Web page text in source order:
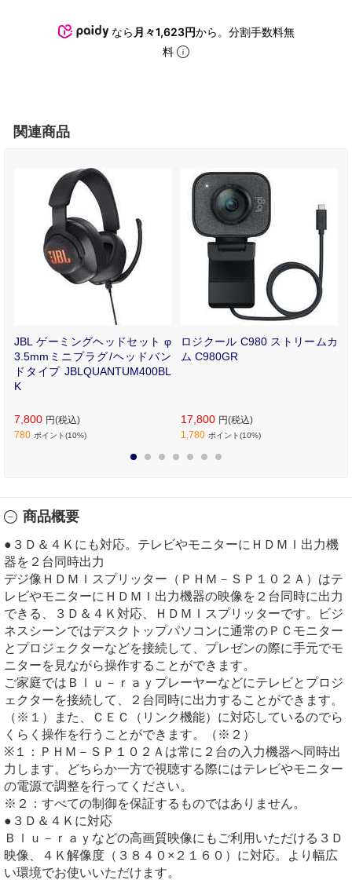
なら 月々1,623円から。分割手数料無
料
関連商品
JBL ゲーミングヘッドセット φ
3.5mmミニプラグ/ヘッドバン
ドタイプ JBLQUANTUM400BL
K
7,800 円(税込)
780 ポイント(10%)
ロジクール C980 ストリームカ
ム C980GR
17,800 円(税込)
1,780 ポイント(10%)
商品概要
●３Ｄ＆４Ｋにも対応。テレビやモニターにＨＤＭＩ出力機
器を２台同時出力
デジ像ＨＤＭＩスプリッター（ＰＨＭ－ＳＰ１０２Ａ）はテ
レビやモニターにＨＤＭＩ出力機器の映像を２台同時に出力
できる、３Ｄ＆４Ｋ対応、ＨＤＭＩスプリッターです。ビジ
ネスシーンではデスクトップパソコンに通常のＰＣモニター
とプロジェクターなどを接続して、プレゼンの際に手元でモ
ニターを見ながら操作することができます。
ご家庭ではＢｌｕ－ｒａｙプレーヤーなどにテレビとプロジ
ェクターを接続して、２台同時に出力することができます。
（※１）また、ＣＥＣ（リンク機能）に対応しているのでら
くらく操作を行うことができます。（※２）
※１：ＰＨＭ－ＳＰ１０２Ａは常に２台の入力機器へ同時出
力します。どちらか一方で視聴する際にはテレビやモニター
の電源で調整を行ってください。
※２：すべての制御を保証するものではありません。
●３Ｄ＆４Ｋに対応
Ｂｌｕ－ｒａｙなどの高画質映像にもご利用いただける３Ｄ
映像、４Ｋ解像度（３８４０×２１６０）に対応。より幅広
い環境でお使いいただけます。